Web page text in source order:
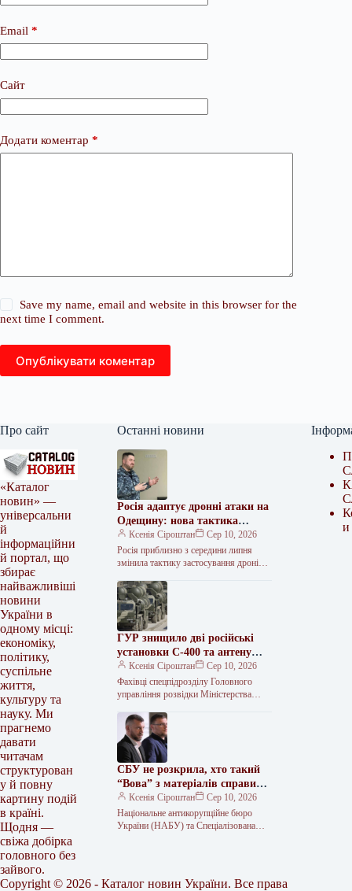
Email *
Сайт
Додати коментар *
Save my name, email and website in this browser for the
next time I comment.
Опублікувати коментар
Про сайт
«Каталог
новин» —
універсальни
й
інформаційни
й портал, що
збирає
найважливіші
новини
України в
одному місці:
економіку,
політику,
суспільне
життя,
культуру та
науку. Ми
прагнемо
давати
читачам
структурован
у й повну
картину подій
в країні.
Щодня —
свіжа добірка
головного без
зайвого.
Останні новини
Росія адаптує дронні атаки на
Одещину: нова тактика
ворога
Ксенія Сіроштан
Сер 10, 2026
Росія приблизно з середини липня
змінила тактику застосування дронів,
використовувати баражуючі
боєприпаси типу «Бандероль» та
реактивні дрони…
ГУР знищило дві російські
установки С-400 та антену
керування дронами у Криму
Ксенія Сіроштан
Сер 10, 2026
Фахівці спецпідрозділу Головного
управління розвідки Міністерства
тимчасово окупованому Криму дві
російські пускові установки зенітно-
ракетного…
СБУ не розкрила, хто такий
“Вова” з матеріалів справи
“Мідас”
Ксенія Сіроштан
Сер 10, 2026
Національне антикорупційне бюро
України (НАБУ) та Спеціалізована
и
Copyright © 2026 - Каталог новин України. Все права